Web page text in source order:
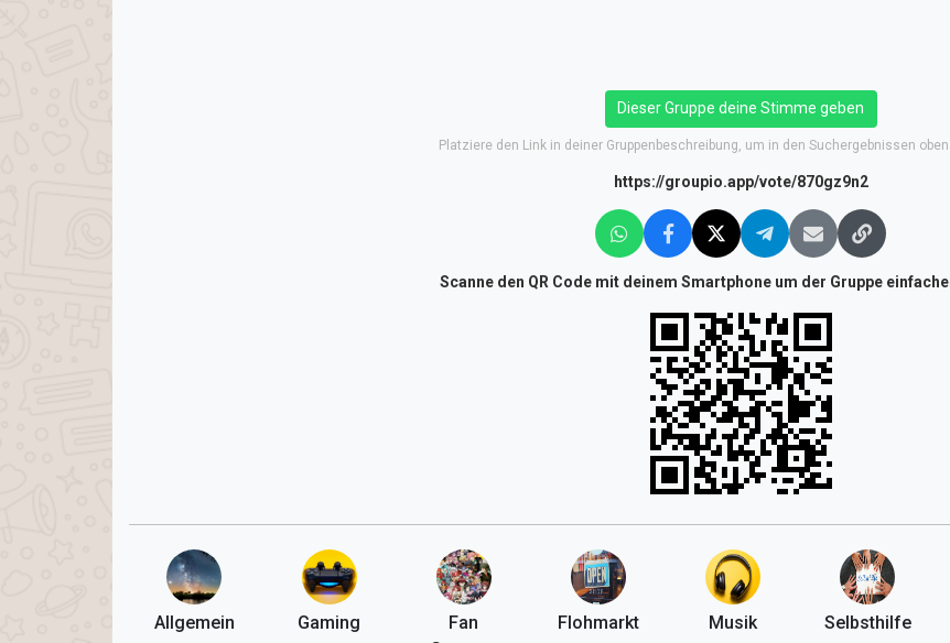
Dieser Gruppe deine Stimme geben
Platziere den Link in deiner Gruppenbeschreibung, um in den Suchergebnissen
https://groupio.app/vote/870gz9n2
Scanne den QR Code mit deinem Smartphone um der Gruppe
Allgemein Gaming
Fan
Flohmarkt Musik Selbsthilfe